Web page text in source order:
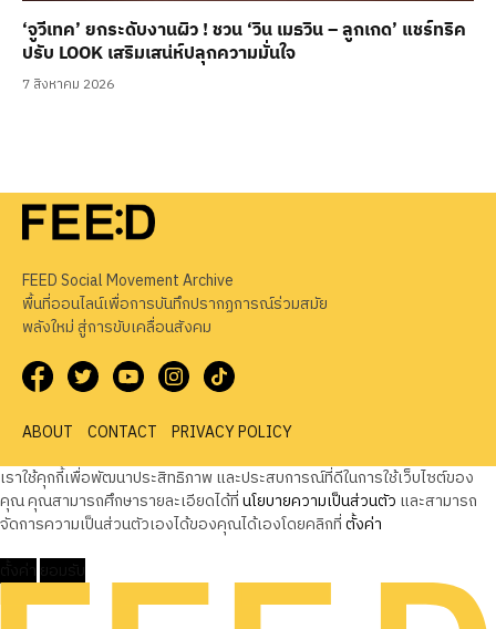
‘จูวีเทค’ ยกระดับงานผิว ! ชวน ‘วิน เมธวิน – ลูกเกด’ แชร์ทริค
ปรับ LOOK เสริมเสน่ห์ปลุกความมั่นใจ
7 สิงหาคม 2026
FEED Social Movement Archive
พื้นที่ออนไลน์เพื่อการบันทึกปรากฏการณ์ร่วมสมัย
พลังใหม่ สู่การขับเคลื่อนสังคม
ABOUT CONTACT
PRIVACY POLICY
เราใช้คุกกี้เพื่อพัฒนาประสิทธิภาพ และประสบการณ์ที่ดีในการใช้เว็บไซต์ของ
คุณ คุณสามารถศึกษารายละเอียดได้ที่นโยบายความเป็นส่วนตัว และสามารถ
จัดการความเป็นส่วนตัวเองได้ของคุณได้เองโดยคลิกที่ตั้งค่า